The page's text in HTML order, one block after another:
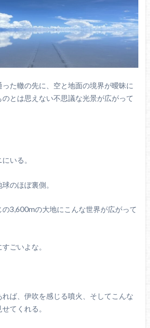
た轍の先に、空と地面の境界が曖昧に
とは思えない不思議な光景が広がって
いる。
のほぼ裏側。
3,600mの大地にこんな世界が広がって
ごいよな。
れば、伊吹を感じる噴火、そしてこんな
てくれる。